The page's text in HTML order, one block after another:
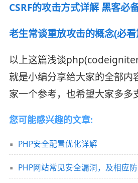
CSRF的攻击方式详解 黑客必
老生常谈重放攻击的概念(必
以上这篇浅谈
就是小编分享给大家的全部内
家一个参考，也希望大家多多
您可能感兴趣的文章:
PHP安全配置优化详解
PHP网站常见安全漏洞，及相应